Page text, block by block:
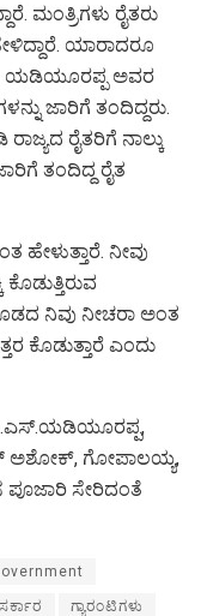
ಮಂತ್ರಿಗಳು ರೈತರು
ಯಾರಾದರೂ
? ಯಡಿಯೂರಪ್ಪ ಅವರ
ಜಾರಿಗೆ ತಂದಿದ್ದರು.
ರೈತರಿಗೆ ನಾಲ್ಕು
ತಂದಿದ್ದ ರೈತ
ನೀವು
ನಿವು ನೀಚರಾ ಅಂತ
ಕೊಡುತ್ತಾರೆ ಎಂದು
ಅಶೋಕ್, ಗೋಪಾಲಯ್ಯ,
ಪೂಜಾರಿ ಸೇರಿದಂತೆ
ಗ್ಯಾರಂಟಿಗಳು